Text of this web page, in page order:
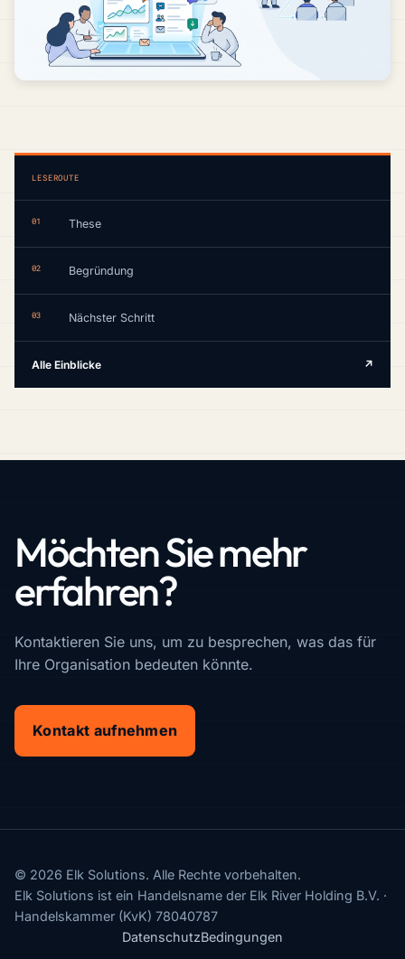
LESEROUTE
01 These
02 Begründung
03 Nächster Schritt
Alle Einblicke ↗
Möchten Sie mehr
erfahren?
Kontaktieren Sie uns, um zu besprechen, was das für
Ihre Organisation bedeuten könnte.
Kontakt aufnehmen
© 2026 Elk Solutions. Alle Rechte vorbehalten.
Elk Solutions ist ein Handelsname der Elk River Holding B.V. ·
Handelskammer (KvK) 78040787
DatenschutzBedingungen